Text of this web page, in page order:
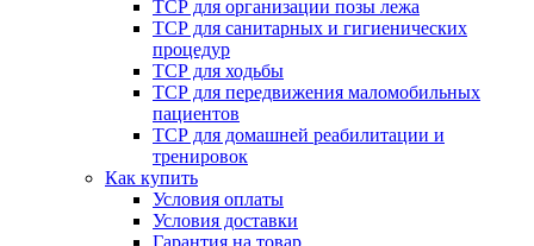
ТСР для организации позы лежа
ТСР для санитарных и гигиенических
процедур
ТСР для ходьбы
ТСР для передвижения маломобильных
пациентов
ТСР для домашней реабилитации и
тренировок
Как купить
Условия оплаты
Условия доставки
Гарантия на товар